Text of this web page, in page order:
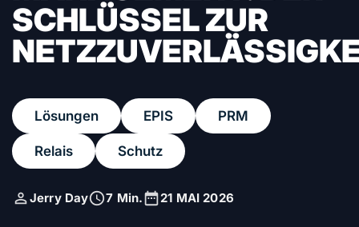
SCHLÜSSEL ZUR
Lösungen EPIS PRM
Relais Schutz
Jerry Day
Autor 7 Min.
Lesezeit 21 MAI 2026
Veröffentlicht